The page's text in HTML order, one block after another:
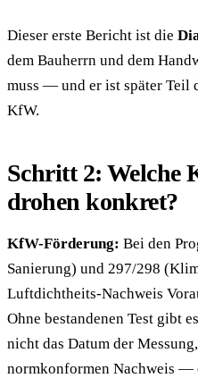
Dieser erste Bericht ist die
dem Bauherrn und dem
muss — und er ist später Teil
KfW.
Schritt 2: Welche
drohen konkret?
KfW-Förderung: Bei den
Sanierung) und 297/298
Luftdichtheits-Nachweis
Ohne bestandenen Test gibt
nicht das Datum der
normkonformen Nachweis —